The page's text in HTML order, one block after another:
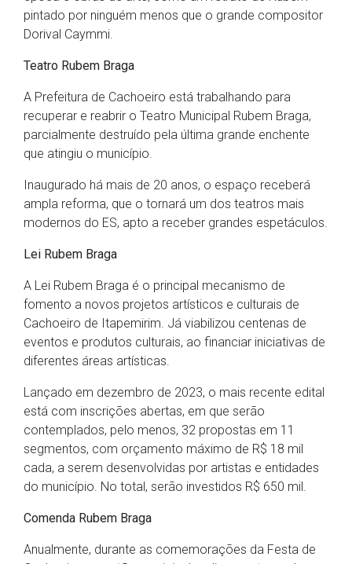
pintado por ninguém menos que o grande compositor
Dorival Caymmi.
Teatro Rubem Braga
A Prefeitura de Cachoeiro está trabalhando para
recuperar e reabrir o Teatro Municipal Rubem Braga,
parcialmente destruído pela última grande enchente
que atingiu o município.
Inaugurado há mais de 20 anos, o espaço receberá
ampla reforma, que o tornará um dos teatros mais
modernos do ES, apto a receber grandes espetáculos.
Lei Rubem Braga
A Lei Rubem Braga é o principal mecanismo de
fomento a novos projetos artísticos e culturais de
Cachoeiro de Itapemirim. Já viabilizou centenas de
eventos e produtos culturais, ao financiar iniciativas de
diferentes áreas artísticas.
Lançado em dezembro de 2023, o mais recente edital
está com inscrições abertas, em que serão
contemplados, pelo menos, 32 propostas em 11
segmentos, com orçamento máximo de R$ 18 mil
cada, a serem desenvolvidas por artistas e entidades
do município. No total, serão investidos R$ 650 mil.
Comenda Rubem Braga
Anualmente, durante as comemorações da Festa de